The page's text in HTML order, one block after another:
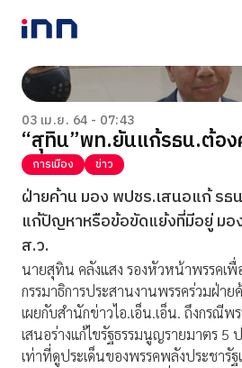
NEWS
ENTERTAINMENT
LIFESTYLE
HOROSCOPE
LOTTERY
VIDEO
ร่วมด้วยช่วยกัน
03 เม.ย. 64 - 07:43
“สุทิน”พท.ยันแก้รธน.ต้อง
การเมือง ข่าว
ฝ่ายค้าน มอง พปชร.เสนอแก้ รธ
แก้ปัญหาหรือข้อขัดแย้งที่มีอยู่ ม
ส.ว.
นายสุทิน คลังแสง รองหัวหน้าพรรคเพื่
กรรมาธิการประสานงานพรรคร่วมฝ่า
เผยกับสำนักข่าวไอ.เอ็น.เอ็น. ถึงกรณีพ
เสนอร่างแก้ไขรัฐธรรมนูญรายมาตร 5
เท่าที่ดูประเด็นของพรรคพลังประชารั